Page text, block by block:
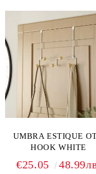
UMBRA ESTIQUE
HOOK WHITE
€25.05